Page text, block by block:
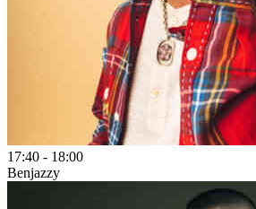
17:40 - 18:00
Benjazzy